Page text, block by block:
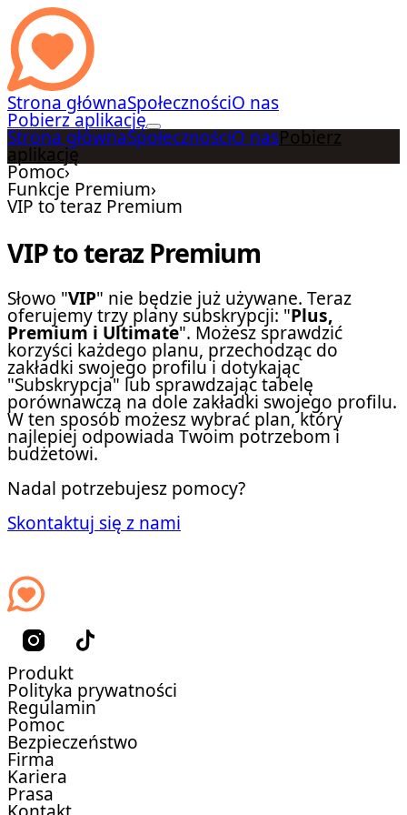
Strona głównaSpołecznościO nas
Pobierz aplikację
Strona głównaSpołecznościO nasPobierz
aplikację
Pomoc›
Funkcje Premium›
VIP to teraz Premium
VIP to teraz Premium
Słowo "VIP" nie będzie już używane. Teraz
oferujemy trzy plany subskrypcji: "Plus,
Premium i Ultimate". Możesz sprawdzić
korzyści każdego planu, przechodząc do
zakładki swojego profilu i dotykając
"Subskrypcja" lub sprawdzając tabelę
porównawczą na dole zakładki swojego profilu.
W ten sposób możesz wybrać plan, który
najlepiej odpowiada Twoim potrzebom i
budżetowi.
Nadal potrzebujesz pomocy?
Skontaktuj się z nami
Produkt
Polityka prywatności
Regulamin
Pomoc
Bezpieczeństwo
Firma
Kariera
Prasa